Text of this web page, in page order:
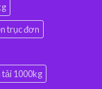
trục đơn
tải 1000kg